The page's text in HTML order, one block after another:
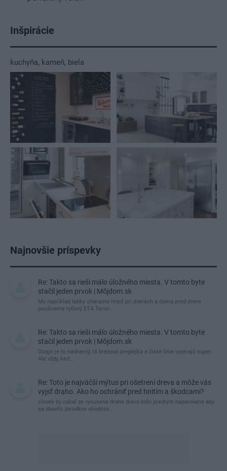
Inšpirácie
kuchyňa, kameň, biela
Najnovšie príspevky
Re: Takto sa rieši málo úložného miesta. V tomto byte
stačil jeden prvok | Môjdom.sk
My napríklad labky utierame hneď pri dverách a doma pred dvere
používame tyčový ETA Terier…
Re: Takto sa rieši málo úložného miesta. V tomto byte
stačil jeden prvok | Môjdom.sk
Dizajn je to nádherný, tá brezová preglejka a čisté línie vyzerajú super.
Ale vždy, keď…
Re: Toto je najväčší mýtus pri ošetrení dreva a môže vás
vyjsť draho. Ako ho ochrániť pred hnitím a škodcami?
clovek by cakal ze vysusene drahe drevo bolo predtym naparovane aby
sa zbavilo zarodkov skodcov...